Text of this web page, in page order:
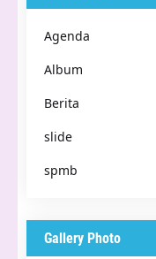
Agenda
Album
Berita
slide
spmb
Gallery Photo